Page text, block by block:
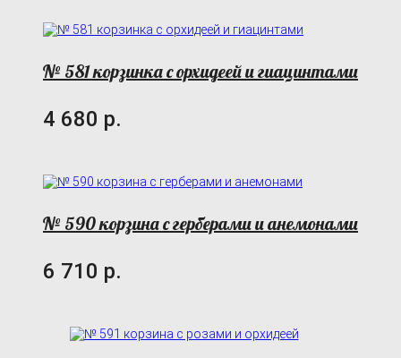
№ 581 корзинка с орхидеей и гиацинтами
4 680 р.
№ 590 корзина с герберами и анемонами
6 710 р.